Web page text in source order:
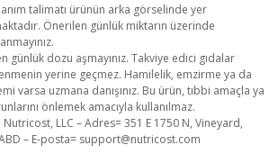
talimatı ürünün arka görselinde yer
Önerilen günlük miktarın üzerinde
günlük dozu aşmayınız. Takviye edici gıdalar
yerine geçmez. Hamilelik, emzirme ya da
varsa uzmana danışınız. Bu ürün, tıbbi amaçla ya
önlemek amacıyla kullanılmaz.
LLC – Adres= 351 E 1750 N, Vineyard,
– E-posta= support@nutricost.com